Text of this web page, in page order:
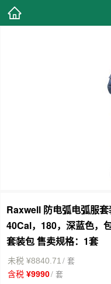
Raxwell 防电弧电弧服
40Cal，180，深蓝色，
套装包 售卖规格：1套
未税 ¥8840.71 / 套
含税 ¥9990/ 套